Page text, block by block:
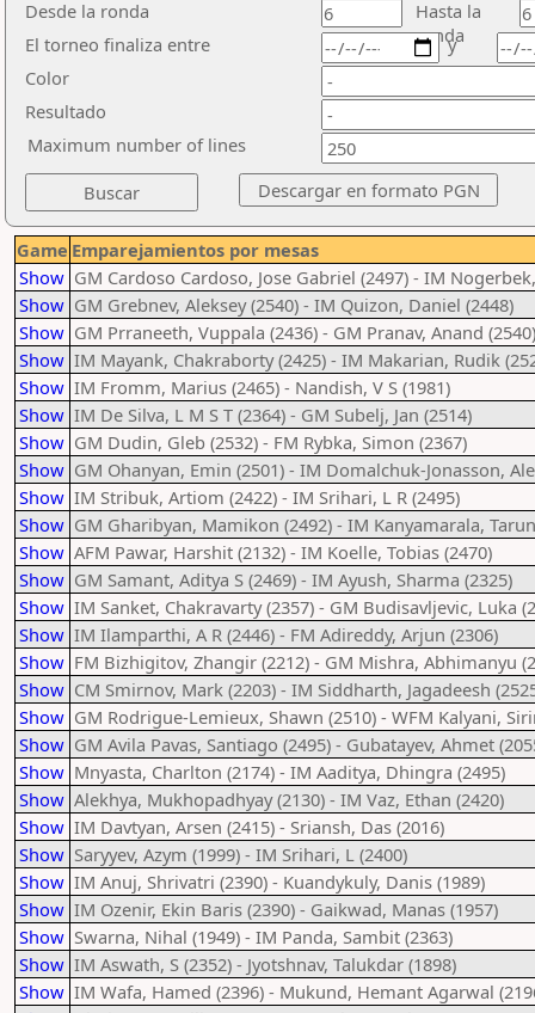
Desde la ronda
Hasta la
ronda
El torneo finaliza entre
Color
Resultado
y
Maximum number of lines
Game Emparejamientos por mesas
Show GM Cardoso Cardoso, Jose Gabriel (2497) - IM
Show GM Grebnev, Aleksey (2540) - IM Quizon, Daniel (2448)
Show GM Prraneeth, Vuppala (2436) - GM Pranav, Anand (2540)
Show IM Mayank, Chakraborty (2425) - IM Makarian, Rudik
Show IM Fromm, Marius (2465) - Nandish, V S (1981)
Show IM De Silva, L M S T (2364) - GM Subelj, Jan (2514)
Show GM Dudin, Gleb (2532) - FM Rybka, Simon (2367)
Show GM Ohanyan, Emin (2501) - IM Domalchuk-Jonasson,
Show IM Stribuk, Artiom (2422) - IM Srihari, L R (2495)
Show GM Gharibyan, Mamikon (2492) - IM Kanyamarala,
Show AFM Pawar, Harshit (2132) - IM Koelle, Tobias (2470)
Show GM Samant, Aditya S (2469) - IM Ayush, Sharma (2325)
Show IM Sanket, Chakravarty (2357) - GM Budisavljevic, Luka
Show IM Ilamparthi, A R (2446) - FM Adireddy, Arjun (2306)
Show FM Bizhigitov, Zhangir (2212) - GM Mishra, Abhimanyu
Show CM Smirnov, Mark (2203) - IM Siddharth, Jagadeesh
Show GM Rodrigue-Lemieux, Shawn (2510) - WFM Kalyani,
Show GM Avila Pavas, Santiago (2495) - Gubatayev, Ahmet
Show Mnyasta, Charlton (2174) - IM Aaditya, Dhingra (2495)
Show Alekhya, Mukhopadhyay (2130) - IM Vaz, Ethan (2420)
Show IM Davtyan, Arsen (2415) - Sriansh, Das (2016)
Show Saryyev, Azym (1999) - IM Srihari, L (2400)
Show IM Anuj, Shrivatri (2390) - Kuandykuly, Danis (1989)
Show IM Ozenir, Ekin Baris (2390) - Gaikwad, Manas (1957)
Show Swarna, Nihal (1949) - IM Panda, Sambit (2363)
Show IM Aswath, S (2352) - Jyotshnav, Talukdar (1898)
Show IM Wafa, Hamed (2396) - Mukund, Hemant Agarwal